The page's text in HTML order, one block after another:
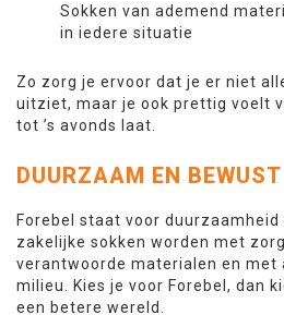
Sokken van ademend
in iedere situatie
Zo zorg je ervoor dat je er niet
uitziet, maar je ook prettig voelt
tot ’s avonds laat.
DUURZAAM EN
Forebel staat voor
zakelijke sokken worden met
verantwoorde materialen en met
milieu. Kies je voor Forebel, dan
een betere wereld.